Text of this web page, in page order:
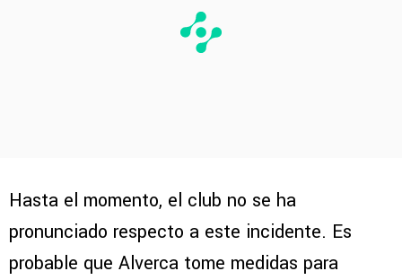
Hasta el momento, el club no se ha
pronunciado respecto a este incidente. Es
probable que Alverca tome medidas para